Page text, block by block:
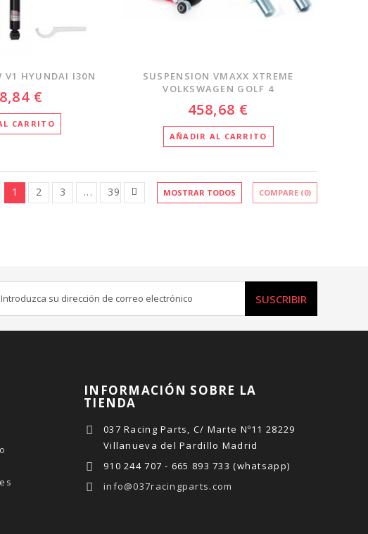
V1 HYUNDAI I30N
€
CARRITO
SUSPENSION VMAXX XTREME
VOLKSWAGEN GOLF 4
458,68 €
AÑADIR AL CARRITO
COMPARE (0)
MOSTRAR TODOS
1 2 3 ... 39
SUSCRIBIR
INFORMACIÓN SOBRE LA
TIENDA
037 Racing Parts, C/ Marte Nº11 28229
Villanueva del Pardillo Madrid
910 244 707 - 665 893 733 (whatsapp)
info@037racingparts.com